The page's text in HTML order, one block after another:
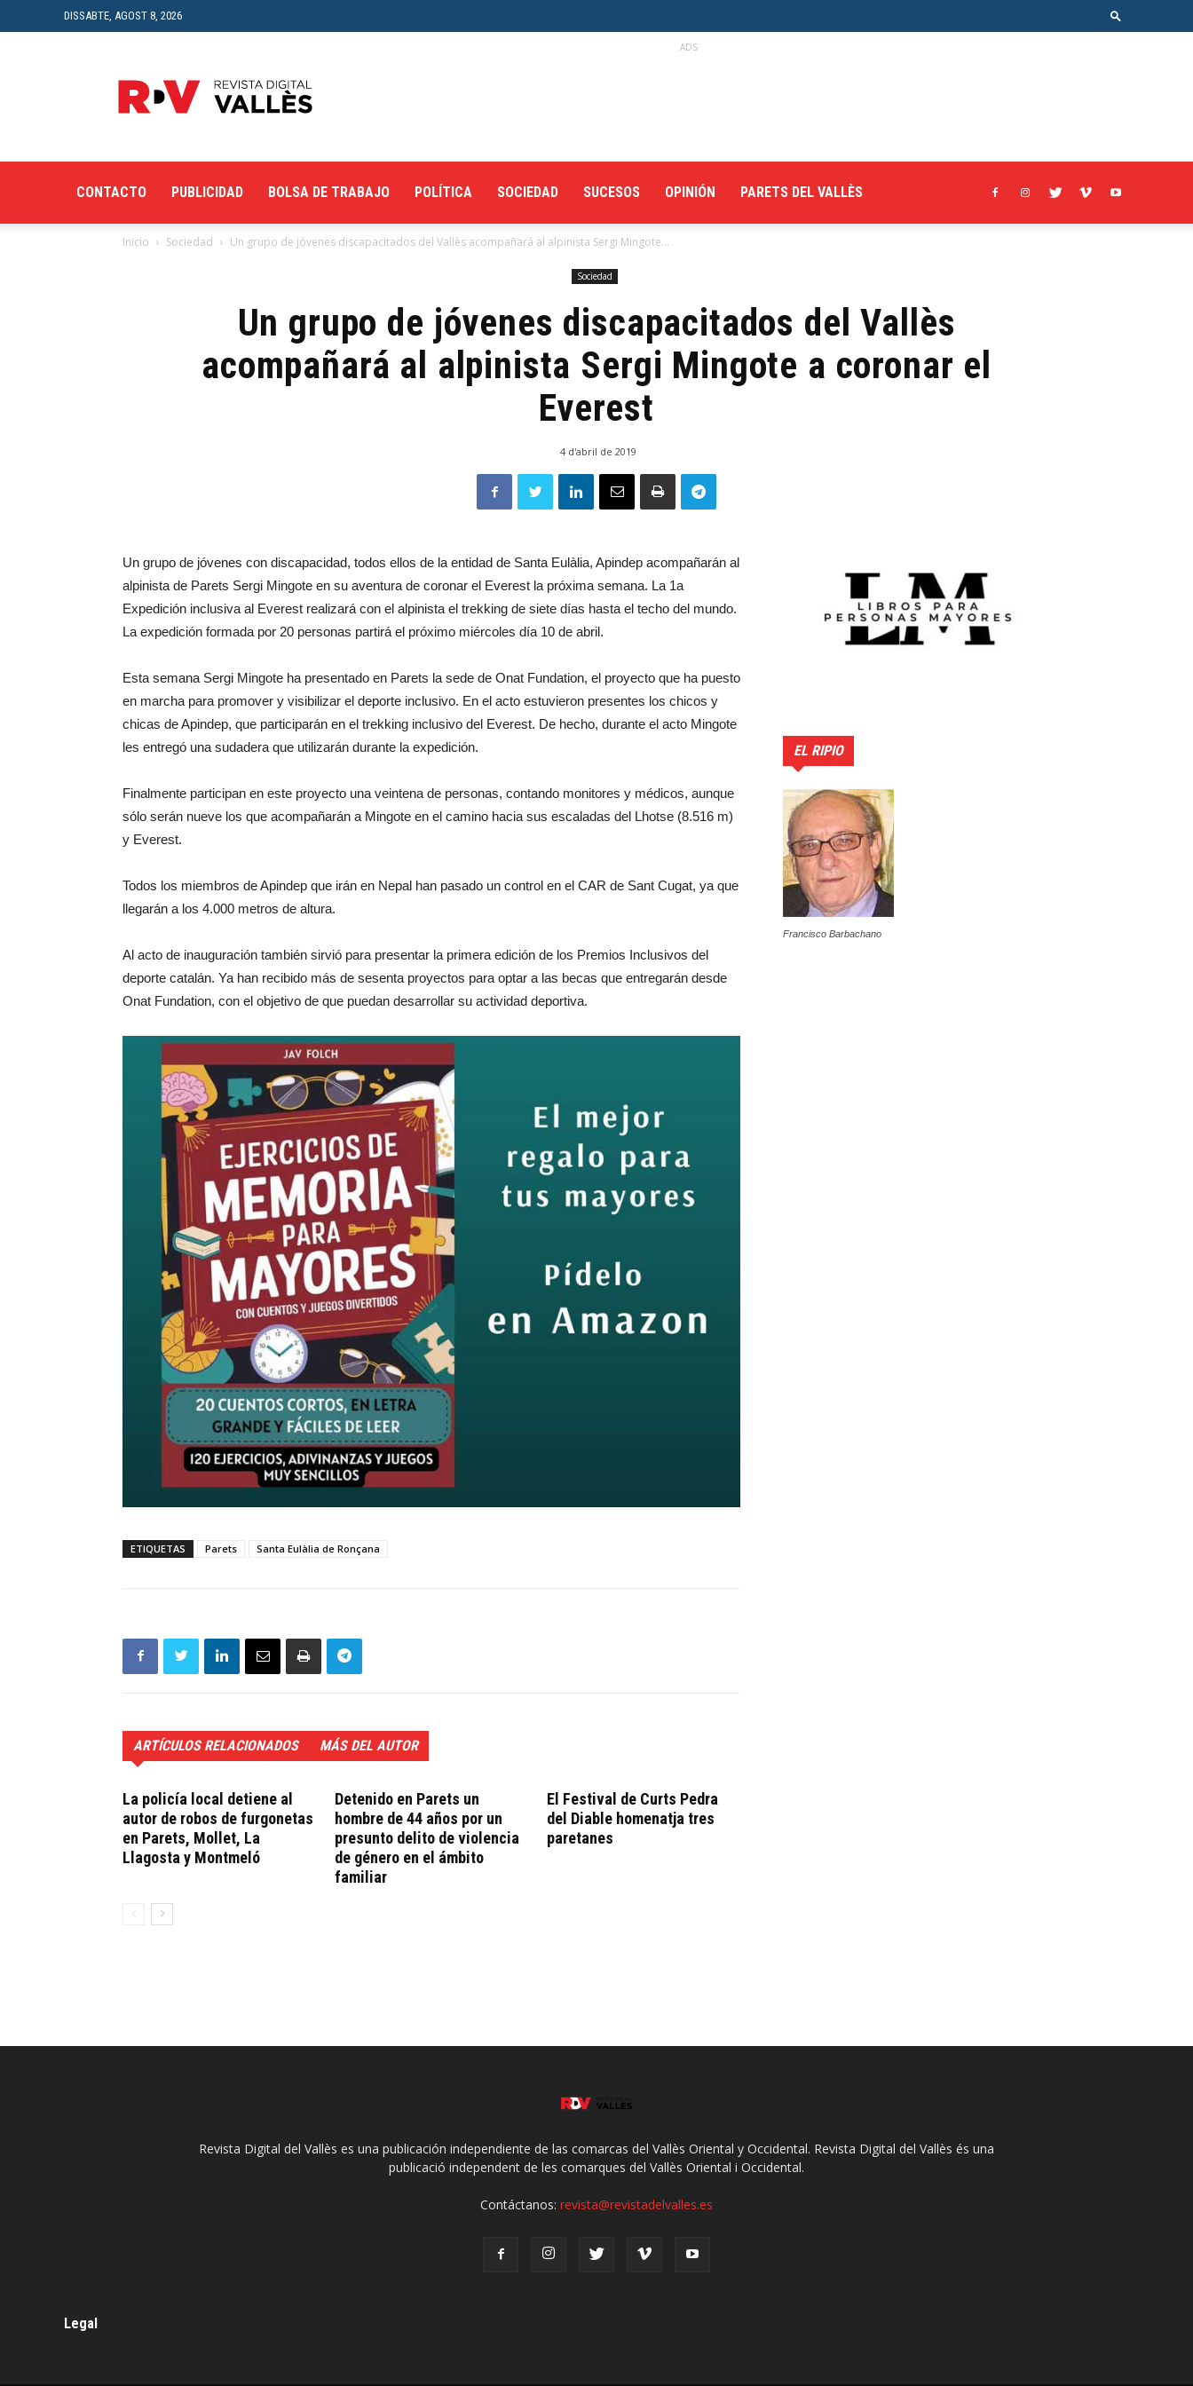
DISSABTE, AGOST 8, 2026
Digital
del
ADS
CONTACTO PUBLICIDAD BOLSA DE TRABAJO POLÍTICA SOCIEDAD SUCESOS OPINIÓN PARETS DEL VALLÈS
Inicio Sociedad Un grupo de jóvenes discapacitados del Vallès acompañará al alpinista Sergi Mingote...
Sociedad
Un grupo de jóvenes discapacitados del Vallès
acompañará al alpinista Sergi Mingote a coronar el
Everest
4 d'abril de 2019
Un grupo de jóvenes con discapacidad, todos ellos de la entidad de Santa Eulàlia, Apindep acompañarán al
alpinista de Parets Sergi Mingote en su aventura de coronar el Everest la próxima semana. La 1a
Expedición inclusiva al Everest realizará con el alpinista el trekking de siete días hasta el techo del mundo.
La expedición formada por 20 personas partirá el próximo miércoles día 10 de abril.
Esta semana Sergi Mingote ha presentado en Parets la sede de Onat Fundation, el proyecto que ha puesto
en marcha para promover y visibilizar el deporte inclusivo. En el acto estuvieron presentes los chicos y
chicas de Apindep, que participarán en el trekking inclusivo del Everest. De hecho, durante el acto Mingote
les entregó una sudadera que utilizarán durante la expedición.
Finalmente participan en este proyecto una veintena de personas, contando monitores y médicos, aunque
sólo serán nueve los que acompañarán a Mingote en el camino hacia sus escaladas del Lhotse (8.516 m)
y Everest.
Todos los miembros de Apindep que irán en Nepal han pasado un control en el CAR de Sant Cugat, ya que
llegarán a los 4.000 metros de altura.
Al acto de inauguración también sirvió para presentar la primera edición de los Premios Inclusivos del
deporte catalán. Ya han recibido más de sesenta proyectos para optar a las becas que entregarán desde
Onat Fundation, con el objetivo de que puedan desarrollar su actividad deportiva.
ETIQUETAS Parets Santa Eulàlia de Ronçana
ARTÍCULOS RELACIONADOS MÁS DEL AUTOR
La policía local detiene al
autor de robos de furgonetas
en Parets, Mollet, La
Llagosta y Montmeló
Detenido en Parets un
hombre de 44 años por un
presunto delito de violencia
de género en el ámbito
familiar
El Festival de Curts Pedra
del Diable homenatja tres
paretanes
EL RIPIO
Francisco Barbachano
Revista Digital del Vallès es una publicación independiente de las comarcas del Vallès Oriental y Occidental. Revista Digital del Vallès és una
publicació independent de les comarques del Vallès Oriental i Occidental.
Contáctanos: revista@revistadelvalles.es
Legal